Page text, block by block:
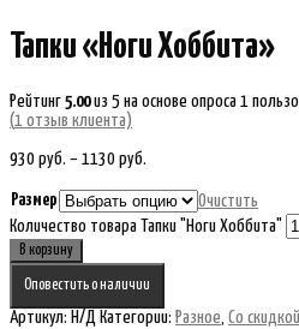
Тапки «Ноги Хоббита»
Рейтинг 5.00из 5 на основе опроса 1
(1 отзыв клиента)
930 руб. – 1130 руб.
Размер
Очистить
Количество товара Тапки "Ноги Хоббита"
В корзину
Оповестить о наличии
Артикул: Н/Д Категории: Разное Со скидкой